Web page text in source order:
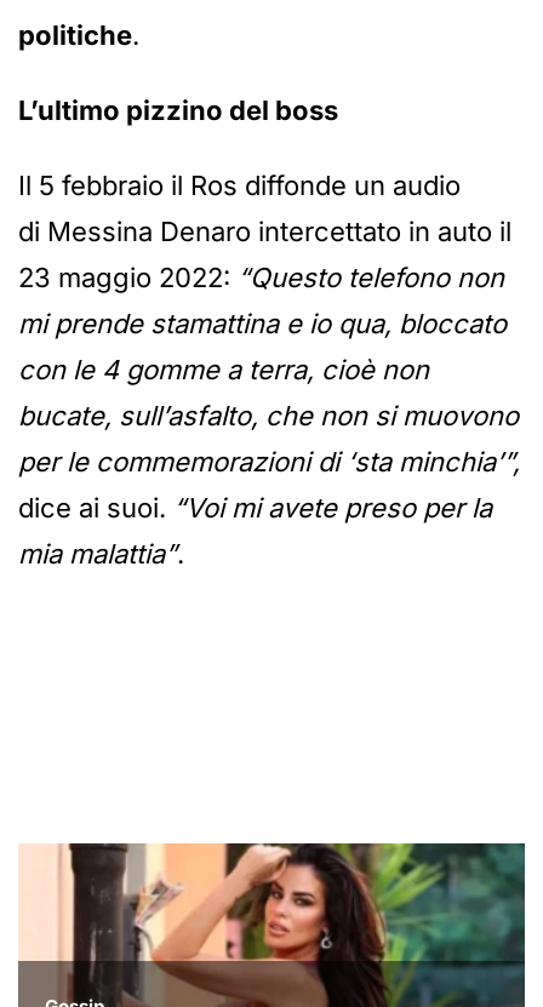
politiche.
L’ultimo pizzino del boss
Il 5 febbraio il Ros diffonde un audio
di Messina Denaro intercettato in auto il
23 maggio 2022: “Questo telefono non
mi prende stamattina e io qua, bloccato
con le 4 gomme a terra, cioè non
bucate, sull’asfalto, che non si muovono
per le commemorazioni di ‘sta minchia’”,
dice ai suoi. “Voi mi avete preso per la
mia malattia”.